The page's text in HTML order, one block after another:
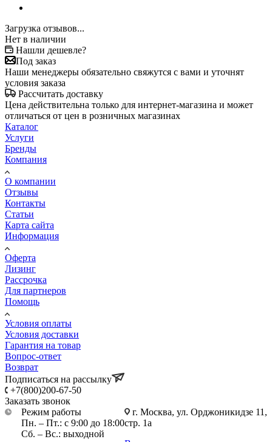
Загрузка отзывов...
Нет в наличии
Нашли дешевле?
Под заказ
Наши менеджеры обязательно свяжутся с вами и уточнят
условия заказа
Рассчитать доставку
Цена действительна только для интернет-магазина и может
отличаться от цен в розничных магазинах
Каталог
Услуги
Бренды
Компания
О компании
Отзывы
Контакты
Статьи
Карта сайта
Информация
Оферта
Лизинг
Рассрочка
Для партнеров
Помощь
Условия оплаты
Условия доставки
Гарантия на товар
Вопрос-ответ
Возврат
Подписаться на рассылку
+7(800)200-67-50
Заказать звонок
Режим работы
Пн. – Пт.: с 9:00 до 18:00
Сб. – Вс.: выходной
г. Москва, ул. Орджоникидзе 11,
стр. 1а